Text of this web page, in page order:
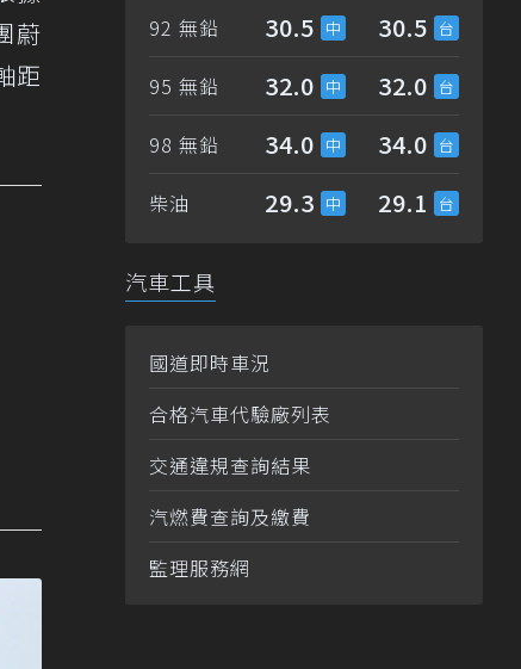
蔚
距
92 無鉛 30.5 30.5
95 無鉛 32.0 32.0
98 無鉛 34.0 34.0
柴油 29.3 29.1
汽車工具
國道即時車況
合格汽車代驗廠列表
交通違規查詢結果
汽燃費查詢及繳費
監理服務網